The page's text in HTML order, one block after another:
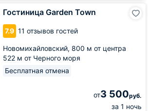
Гостиница Garden Town
7.9 11 отзывов гостей
Новомихайловский, 800 м от центра
522 м от Черного моря
Бесплатная отмена
от3 500руб.
за 1 ночь